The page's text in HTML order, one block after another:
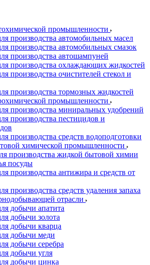
промышленности
производства автомобильных масел
производства автомобильных смазок
производства автошампуней
производства охлаждающих жидкостей
производства очистителей стекол и
производства тормозных жидкостей
промышленности
производства миниральных удобрений
производства пестицидов и
производства средств водоподготовки
химической промышленности
производства жидкой бытовой химии
посуды
производства антижира и средств от
производства средств удаления запаха
отрасли
добычи апатита
добычи золота
добычи кварца
добычи меди
добычи серебра
добычи угля
добычи цинка